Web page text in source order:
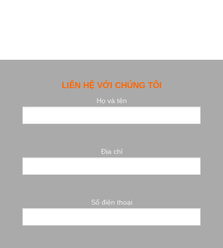
LIÊN HỆ VỚI CHÚNG TÔI
Họ và tên
Địa chỉ
Số điện thoại